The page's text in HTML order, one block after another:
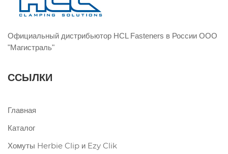
Официальный дистрибьютор HCL Fasteners в России ООО
"Магистраль"
ССЫЛКИ
Главная
Каталог
Хомуты Herbie Clip и Ezy Clik